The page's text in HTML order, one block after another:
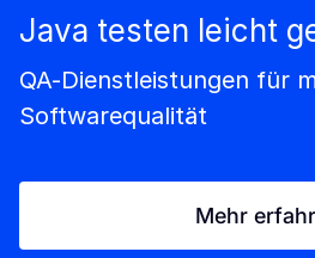
Java testen leicht
QA-Dienstleistungen für
Softwarequalität
Mehr